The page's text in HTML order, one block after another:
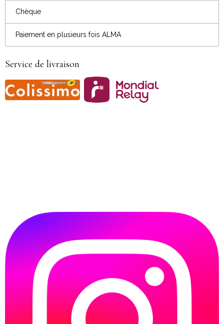
Chèque
Paiement en plusieurs fois ALMA
Service de livraison